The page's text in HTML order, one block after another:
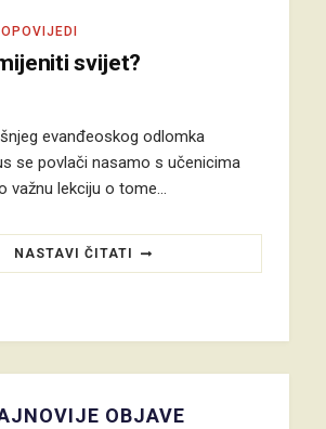
svijet?
evanđeoskog odlomka
se povlači nasamo s učenicima
važnu lekciju o tome…
NASTAVI ČITATI
OBJAVE